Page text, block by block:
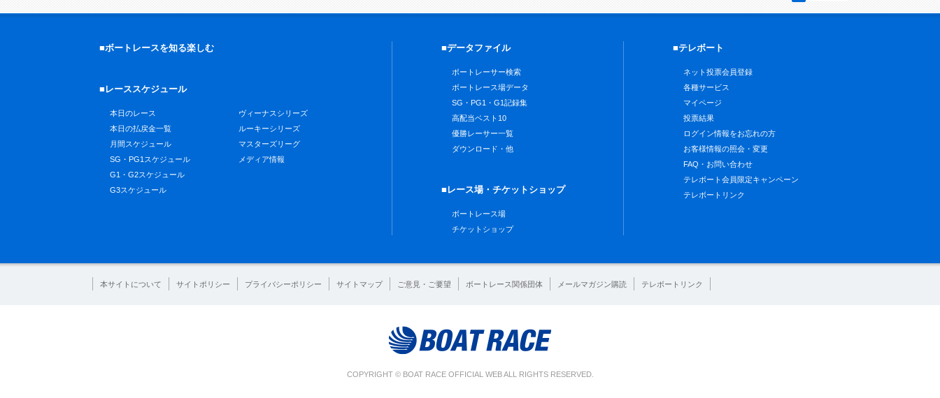
■ボートレースを知る楽しむ
■レーススケジュール
本日のレース
本日の払戻金一覧
月間スケジュール
SG・PG1スケジュール
G1・G2スケジュール
G3スケジュール
ヴィーナスシリーズ
ルーキーシリーズ
マスターズリーグ
メディア情報
■データファイル
ボートレーサー検索
ボートレース場データ
SG・PG1・G1記録集
高配当ベスト10
優勝レーサー一覧
ダウンロード・他
■レース場・チケットショップ
ボートレース場
チケットショップ
■テレボート
ネット投票会員登録
各種サービス
マイページ
投票結果
ログイン情報をお忘れの方
お客様情報の照会・変更
FAQ・お問い合わせ
テレボート会員限定キャンペーン
テレボートリンク
本サイトについて サイトポリシー プライバシーポリシー サイトマップ ご意見・ご要望 ボートレース関係団体 メールマガジン購読 テレボートリンク
COPYRIGHT © BOAT RACE OFFICIAL WEB ALL RIGHTS RESERVED.